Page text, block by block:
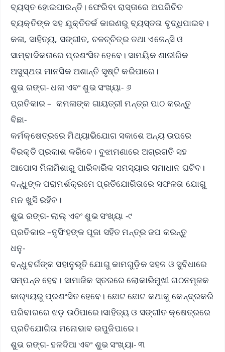
ବ୍ୟସ୍ତ ହୋଇପାରନ୍ତି। ଫେରିବା ରାସ୍ତାରେ ଅପରିଚିତ
ବ୍ୟକ୍ତିଙ୍କ ସହ ଯୁକ୍ତିତର୍କ କାରଣରୁ ବ୍ୟସ୍ତତା ବୃଦ୍ଧିପାଇବ।
କଳା, ସାହିତ୍ୟ, ସଙ୍ଗୀତ, ଚଳଚ୍ଚିତ୍ର ତଥା ଏଜେନ୍ସି ଓ
ସାମ୍ବାଦିକତାରେ ପ୍ରଶଂସିତ ହେବେ। ସାମୟିକ ଶାରୀରିକ
ଅସୁସ୍ଥତା ମାନସିକ ଅଶାନ୍ତି ସୃଷ୍ଟି କରିପାରେ।
ଶୁଭ ରଙ୍ଗ- ଧଳା ଏବଂ ଶୁଭ ସଂଖ୍ୟା- ୬
ପ୍ରତିକାର – କମଳାଙ୍କ ଗାୟତ୍ରୀ ମନ୍ତ୍ର ପାଠ କରନ୍ତୁ
ବିଛା-
କର୍ମକ୍ଷେତ୍ରରେ ମିଥ୍ୟାଭିଯୋଗ ସକାଶେ ଅନ୍ୟ ଉପରେ
ବିରକ୍ତି ପ୍ରକାଶ କରିବେ। ବୁଝାମଣାରେ ଅଗ୍ରଗତି ସହ
ଆପୋସ ମିଳାମିଶାରୁ ପାରିବାରିିକ ସମସ୍ୟାର ସମାଧାନ ଘଟିବ।
ବନ୍ଧୁଙ୍କ ପରାମର୍ଶକ୍ରମେ ପ୍ରତିଯୋଗିତାରେ ସଫଳତା ଯୋଗୁ
ମନ ଖୁସି ରହିବ।
ଶୁଭ ରଙ୍ଗ- ଲାଲ୍ ଏବଂ ଶୁଭ ସଂଖ୍ୟା -୯
ପ୍ରତିକାର –ନୃସିଂହଙ୍କ ପୂଜା ସହିତ ମନ୍ତ୍ର ଜପ କରନ୍ତୁ
ଧନୁ-
ବନ୍ଧୁବର୍ଗଙ୍କ ସହାନୁଭୂତି ଯୋଗୁ କାମଗୁଡ଼ିକ ସହଜ ଓ ସୁବିଧାରେ
ସମ୍ପନ୍ନ ହେବ। ସାମାଜିକ ସ୍ତରରେ ଲୋକାଭିମୁଖୀ ଗଠନମୂଳକ
କାର‌୍ୟ୍ୟରୁ ପ୍ରଶଂସିତ ହେବେ। ଛୋଟ ଛୋଟ କଥାକୁ କେନ୍ଦ୍ରକରି
ପରିବାରରେ ଝଡ଼ ଉଠିପାରେ।ସାହିତ୍ୟ ଓ ସଙ୍ଗୀତ କ୍ଷେତ୍ରରେ
ପ୍ରତିଯୋଗିତା ମନୋଭାବ ଉପୁଜିପାରେ।
ଶୁଭ ରଙ୍ଗ- ହଳଦିଆ ଏବଂ ଶୁଭ ସଂଖ୍ୟା- ୩